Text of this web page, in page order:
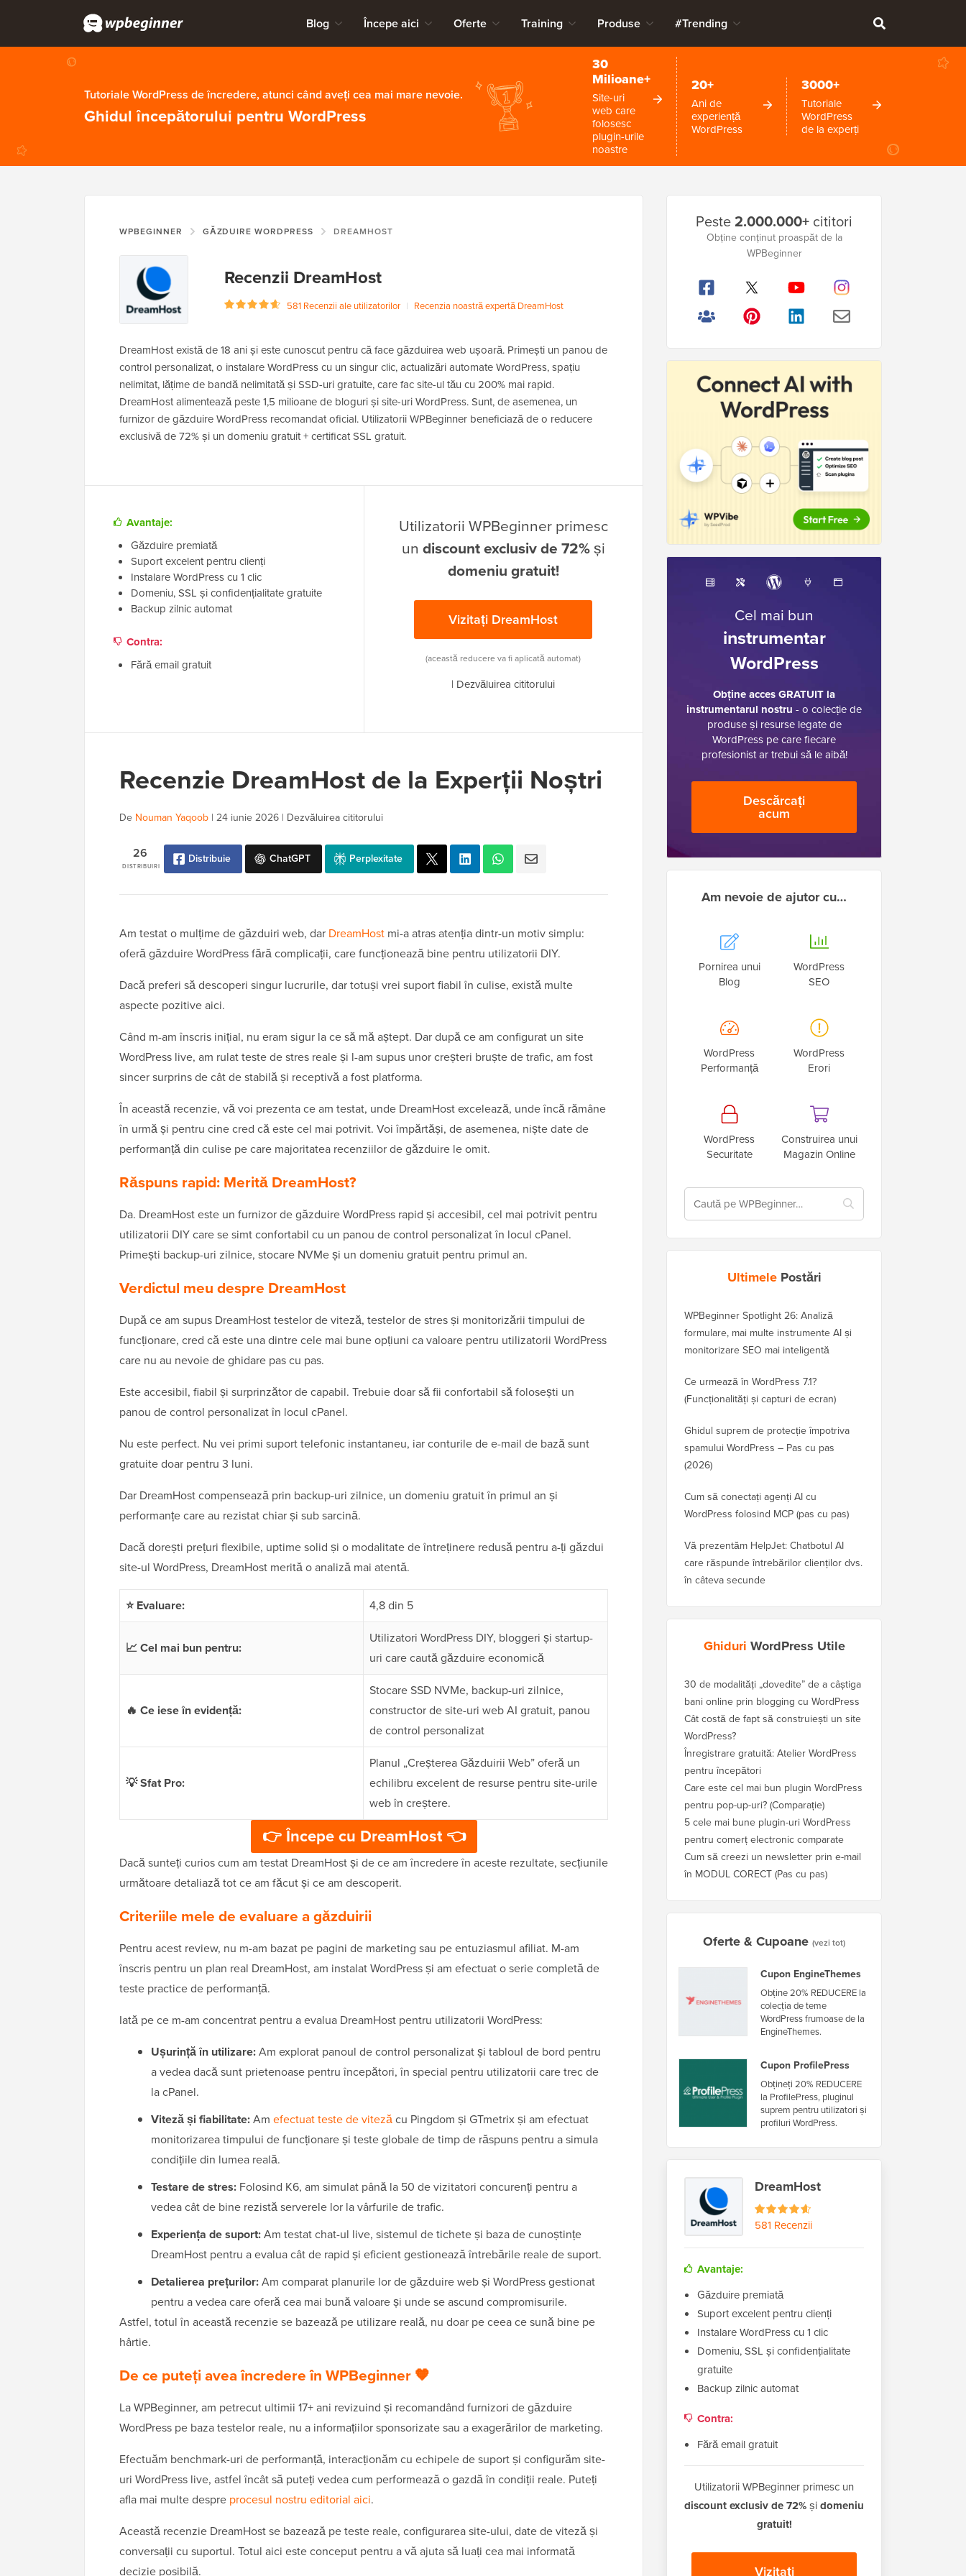
Blog Începe aici Oferte Training Produse #Trending
Tutoriale WordPress de încredere, atunci când aveți cea mai mare nevoie.
Ghidul începătorului pentru WordPress
30
Milioane+
Site-uri
web care
folosesc
plugin-urile
noastre
20+
Ani de
experiență
WordPress
3000+
Tutoriale
WordPress
de la experți
WPBEGINNER GĂZDUIRE WORDPRESS DREAMHOST
Recenzii DreamHost
581 Recenzii ale utilizatorilor | Recenzia noastră expertă DreamHost
DreamHost există de 18 ani și este cunoscut pentru că face găzduirea web ușoară. Primești un panou de
control personalizat, o instalare WordPress cu un singur clic, actualizări automate WordPress, spațiu
nelimitat, lățime de bandă nelimitată și SSD-uri gratuite, care fac site-ul tău cu 200% mai rapid.
DreamHost alimentează peste 1,5 milioane de bloguri și site-uri WordPress. Sunt, de asemenea, un
furnizor de găzduire WordPress recomandat oficial. Utilizatorii WPBeginner beneficiază de o reducere
exclusivă de 72% și un domeniu gratuit + certificat SSL gratuit.
Avantaje:
Găzduire premiată
Suport excelent pentru clienți
Instalare WordPress cu 1 clic
Domeniu, SSL și confidențialitate gratuite
Backup zilnic automat
Contra:
Fără email gratuit
Utilizatorii WPBeginner primesc
un discount exclusiv de 72%și
domeniu gratuit!
Vizitați DreamHost
(această reducere va fi aplicată automat)
| Dezvăluirea cititorului
Recenzie DreamHost de la Experții Noștri
De Nouman Yaqoob | 24 iunie 2026 | Dezvăluirea cititorului
DISTRIBUIRI
26 Distribuie ChatGPT Perplexitate
Am testat o mulțime de găzduiri web, dar DreamHost mi-a atras atenția dintr-un motiv simplu:
oferă găzduire WordPress fără complicații, care funcționează bine pentru utilizatorii DIY.
Dacă preferi să descoperi singur lucrurile, dar totuși vrei suport fiabil în culise, există multe
aspecte pozitive aici.
Când m-am înscris inițial, nu eram sigur la ce să mă aștept. Dar după ce am configurat un site
WordPress live, am rulat teste de stres reale și l-am supus unor creșteri bruște de trafic, am fost
sincer surprins de cât de stabilă și receptivă a fost platforma.
În această recenzie, vă voi prezenta ce am testat, unde DreamHost excelează, unde încă rămâne
în urmă și pentru cine cred că este cel mai potrivit. Voi împărtăși, de asemenea, niște date de
performanță din culise pe care majoritatea recenziilor de găzduire le omit.
Răspuns rapid: Merită DreamHost?
Da. DreamHost este un furnizor de găzduire WordPress rapid și accesibil, cel mai potrivit pentru
utilizatorii DIY care se simt confortabil cu un panou de control personalizat în locul cPanel.
Primești backup-uri zilnice, stocare NVMe și un domeniu gratuit pentru primul an.
Verdictul meu despre DreamHost
După ce am supus DreamHost testelor de viteză, testelor de stres și monitorizării timpului de
funcționare, cred că este una dintre cele mai bune opțiuni ca valoare pentru utilizatorii WordPress
care nu au nevoie de ghidare pas cu pas.
Este accesibil, fiabil și surprinzător de capabil. Trebuie doar să fii confortabil să folosești un
panou de control personalizat în locul cPanel.
Nu este perfect. Nu vei primi suport telefonic instantaneu, iar conturile de e-mail de bază sunt
gratuite doar pentru 3 luni.
Dar DreamHost compensează prin backup-uri zilnice, un domeniu gratuit în primul an și
performanțe care au rezistat chiar și sub sarcină.
Dacă dorești prețuri flexibile, uptime solid și o modalitate de întreținere redusă pentru a-ți găzdui
site-ul WordPress, DreamHost merită o analiză mai atentă.
⭐ Evaluare: 4,8 din 5
📈 Cel mai bun pentru:
Utilizatori WordPress DIY, bloggeri și startup-
uri care caută găzduire economică
🔥 Ce iese în evidență:
Stocare SSD NVMe, backup-uri zilnice,
constructor de site-uri web AI gratuit, panou
de control personalizat
💡 Sfat Pro:
Planul „Creșterea Găzduirii Web” oferă un
echilibru excelent de resurse pentru site-urile
web în creștere.
👉 Începe cu DreamHost 👈
Dacă sunteți curios cum am testat DreamHost și de ce am încredere în aceste rezultate, secțiunile
următoare detaliază tot ce am făcut și ce am descoperit.
Criteriile mele de evaluare a găzduirii
Pentru acest review, nu m-am bazat pe pagini de marketing sau pe entuziasmul afiliat. M-am
înscris pentru un plan real DreamHost, am instalat WordPress și am efectuat o serie completă de
teste practice de performanță.
Iată pe ce m-am concentrat pentru a evalua DreamHost pentru utilizatorii WordPress:
Ușurință în utilizare:Am explorat panoul de control personalizat și tabloul de bord pentru
a vedea dacă sunt prietenoase pentru începători, în special pentru utilizatorii care trec de
la cPanel.
Viteză și fiabilitate:Am efectuat teste de vitezăcu Pingdom și GTmetrix și am efectuat
monitorizarea timpului de funcționare și teste globale de timp de răspuns pentru a simula
condițiile din lumea reală.
Testare de stres: Folosind K6, am simulat până la 50 de vizitatori concurenți pentru a
vedea cât de bine rezistă serverele lor la vârfurile de trafic.
Experiența de suport:Am testat chat-ul live, sistemul de tichete și baza de cunoștințe
DreamHost pentru a evalua cât de rapid și eficient gestionează întrebările reale de suport.
Detalierea prețurilor:Am comparat planurile lor de găzduire web și WordPress gestionat
pentru a vedea care oferă cea mai bună valoare și unde se ascund compromisurile.
Astfel, totul în această recenzie se bazează pe utilizare reală, nu doar pe ceea ce sună bine pe
hârtie.
De ce puteți avea încredere în WPBeginner 🧡
La WPBeginner, am petrecut ultimii 17+ ani revizuind și recomandând furnizori de găzduire
WordPress pe baza testelor reale, nu a informațiilor sponsorizate sau a exagerărilor de marketing.
Efectuăm benchmark-uri de performanță, interacționăm cu echipele de suport și configurăm site-
uri WordPress live, astfel încât să puteți vedea cum performează o gazdă în condiții reale. Puteți
afla mai multe despre procesul nostru editorial aici.
Această recenzie DreamHost se bazează pe teste reale, configurarea site-ului, date de viteză și
conversații cu suportul. Totul aici este conceput pentru a vă ajuta să luați cea mai informată
decizie posibilă.
laterală
Peste2.000.000+ cititori
Obține conținut proaspăt de la
WPBeginner
Cel mai bun
instrumentar
WordPress
Obține acces GRATUIT la
instrumentarul nostru - o colecție de
produse și resurse legate de
WordPress pe care fiecare
profesionist ar trebui să le aibă!
Descărcați
acum
Am nevoie de ajutor cu…
Pornirea unui
Blog
WordPress
SEO
WordPress
Performanță
WordPress
Erori
WordPress
Securitate
Construirea unui
Magazin Online
UltimelePostări
WPBeginner Spotlight 26: Analiză
formulare, mai multe instrumente AI și
monitorizare SEO mai inteligentă
Ce urmează în WordPress 7.1?
(Funcționalități și capturi de ecran)
Ghidul suprem de protecție împotriva
spamului WordPress – Pas cu pas
(2026)
Cum să conectați agenți AI cu
WordPress folosind MCP (pas cu pas)
Vă prezentăm HelpJet: Chatbotul AI
care răspunde întrebărilor clienților dvs.
în câteva secunde
Ghiduri WordPress Utile
30 de modalități „dovedite” de a câștiga
bani online prin blogging cu WordPress
Cât costă de fapt să construiești un site
WordPress?
Înregistrare gratuită: Atelier WordPress
pentru începători
Care este cel mai bun plugin WordPress
pentru pop-up-uri? (Comparație)
5 cele mai bune plugin-uri WordPress
pentru comerț electronic comparate
Cum să creezi un newsletter prin e-mail
în MODUL CORECT (Pas cu pas)
Oferte & Cupoane (vezi tot)
Cupon EngineThemes
Obține 20% REDUCERE la
colecția de teme
WordPress frumoase de la
EngineThemes.
Cupon ProfilePress
Obțineți 20% REDUCERE
la ProfilePress, pluginul
suprem pentru utilizatori și
profiluri WordPress.
DreamHost
581 Recenzii
Avantaje:
Găzduire premiată
Suport excelent pentru clienți
Instalare WordPress cu 1 clic
Domeniu, SSL și confidențialitate
gratuite
Backup zilnic automat
Contra:
Fără email gratuit
Utilizatorii WPBeginner primesc un
discount exclusiv de 72%șidomeniu
gratuit!
Vizitați